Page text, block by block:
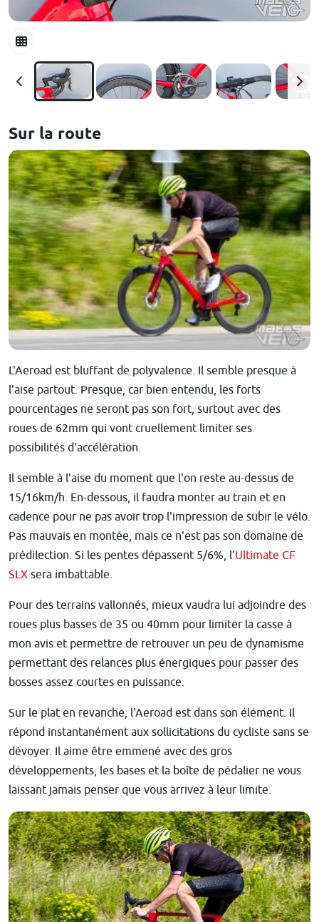
Sur la route
L'Aeroad est bluffant de polyvalence. Il semble presque à
l'aise partout. Presque, car bien entendu, les forts
pourcentages ne seront pas son fort, surtout avec des
roues de 62mm qui vont cruellement limiter ses
possibilités d'accélération.
Il semble à l'aise du moment que l'on reste au-dessus de
15/16km/h. En-dessous, il faudra monter au train et en
cadence pour ne pas avoir trop l'impression de subir le vélo.
Pas mauvais en montée, mais ce n'est pas son domaine de
prédilection. Si les pentes dépassent 5/6%, l'Ultimate CF
SLX sera imbattable.
Pour des terrains vallonnés, mieux vaudra lui adjoindre des
roues plus basses de 35 ou 40mm pour limiter la casse à
mon avis et permettre de retrouver un peu de dynamisme
permettant des relances plus énergiques pour passer des
bosses assez courtes en puissance.
Sur le plat en revanche, l'Aeroad est dans son élément. Il
répond instantanément aux sollicitations du cycliste sans se
dévoyer. Il aime être emmené avec des gros
développements, les bases et la boîte de pédalier ne vous
laissant jamais penser que vous arrivez à leur limite.